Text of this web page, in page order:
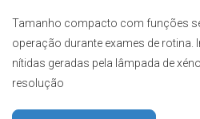
Tamanho compacto com funções
operação durante exames de rotina.
nítidas geradas pela lâmpada de
resolução